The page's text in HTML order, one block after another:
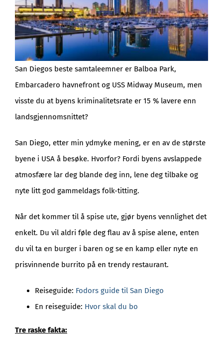
San Diegos beste samtaleemner er Balboa Park,
Embarcadero havnefront og USS Midway Museum, men
visste du at byens kriminalitetsrate er 15 % lavere enn
landsgjennomsnittet?
San Diego, etter min ydmyke mening, er en av de største
byene i USA å besøke. Hvorfor? Fordi byens avslappede
atmosfære lar deg blande deg inn, lene deg tilbake og
nyte litt god gammeldags folk-titting.
Når det kommer til å spise ute, gjør byens vennlighet det
enkelt. Du vil aldri føle deg flau av å spise alene, enten
du vil ta en burger i baren og se en kamp eller nyte en
prisvinnende burrito på en trendy restaurant.
Reiseguide: Fodors guide til San Diego
En reiseguide: Hvor skal du bo
Tre raske fakta: